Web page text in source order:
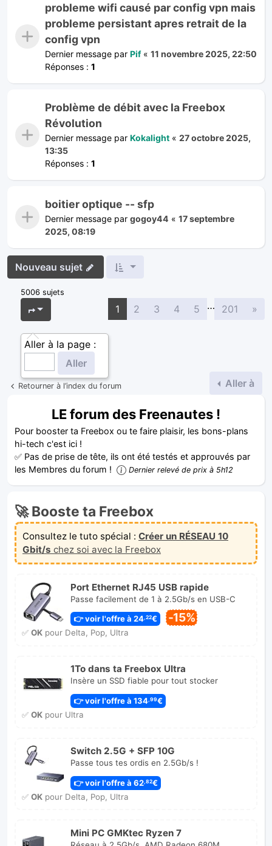
probleme wifi causé par config vpn mais
probleme persistant apres retrait de la
config vpn
Dernier message par Pif« 11 novembre 2025, 22:50
Réponses : 1
Problème de débit avec la Freebox
Révolution
Dernier message par Kokalight « 27 octobre 2025,
13:35
Réponses : 1
boitier optique -- sfp
Dernier message par gogoy44 « 17 septembre
2025, 08:19
Nouveau sujet
5006 sujets
Page
Aller à la page :
1 2 3 4 5 … 201 »
Retourner à l’index du forum Aller à
LE forum des Freenautes !
Pour booster ta Freebox ou te faire plaisir, les bons-plans
hi-tech c'est ici !
✅ Pas de prise de tête, ils ont été testés et approuvés par
les Membres du forum !
Dernier relevé de prix à 5h12
🚀 Booste ta Freebox
Consultez le tuto spécial : Créer un RÉSEAU 10
Gbit/s chez soi avec la Freebox
Port Ethernet RJ45 USB rapide
Passe facilement de 1 à 2.5Gb/s en USB-C
👉 voir l'offre à 24 ,22€ -15%
✅ OKpour Delta, Pop, Ultra
1To dans ta Freebox Ultra
Insère un SSD fiable pour tout stocker
👉 voir l'offre à 134 ,99€
✅ OKpour Ultra
Switch 2.5G + SFP 10G
Passe tous tes ordis en 2.5Gb/s !
👉 voir l'offre à 62,82€
✅ OKpour Delta, Pop, Ultra
Mini PC GMKtec Ryzen 7